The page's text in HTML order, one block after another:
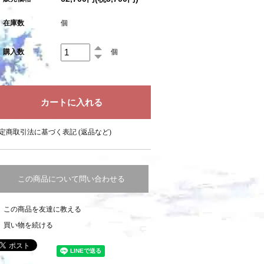
在庫数 個
購入数 個
商取引法に基づく表記 (返品など)
この商品について問い合わせる
この商品を友達に教える
買い物を続ける